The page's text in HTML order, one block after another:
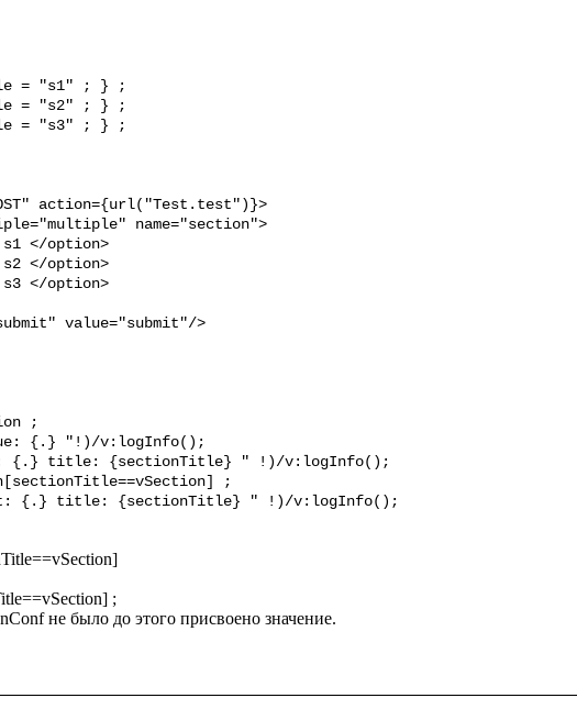
= "s1" ; } ;
= "s2" ; } ;
= "s3" ; } ;
;
{.} "!)/v:logInfo();
{.} title: {sectionTitle} " !)/v:logInfo();
;
{.} title: {sectionTitle} " !)/v:logInfo();
;
не было до этого присвоено значение.